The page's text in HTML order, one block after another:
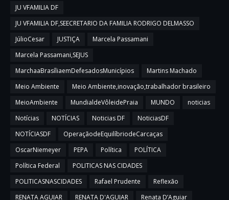
JU VFAMILIA DF
JU VFAMILIA DF,SEECRETARIO DA FAMILIA RODRIGO DELMASSO
JúlioCesar
JUSTIÇA
Marcela Passamani
Marcela Passamani,SEJUS
MarchaaBrasíliaemDefesadosMunicípios
Martins Machado
Meio Ambiente
Meio Ambiente,inovação,trabalhador brasileiro
MeioAmbiente
MundialdeVôleidePraia MUNDO
noticias
Notícias
NOTÍCIAS Noticias DF
NoticiasDF
NOTÍCIASDF
OperaçãodeEquilíbriodeCarcaças
OscarNiemeyer
PEPA Política
POLÍTICA
Política Federal
POLITICAS NAS CIDADES
POLITICASNASCIDADES
Rafael Prudente
Reflexão
RENATA AGUIAR
RENATA D'AGUIAR
Renata D’Aguiar